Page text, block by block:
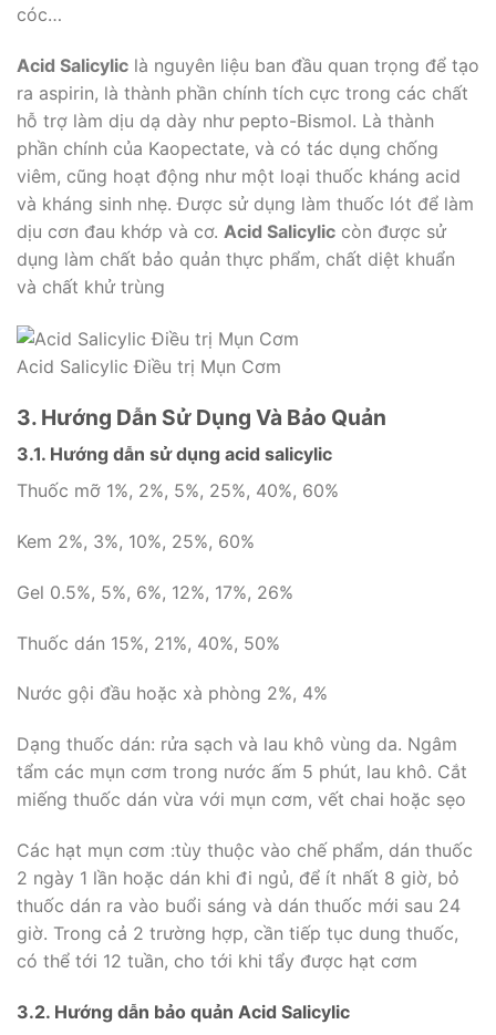
cóc…
Acid Salicylic là nguyên liệu ban đầu quan trọng để tạo
ra aspirin, là thành phần chính tích cực trong các chất
hỗ trợ làm dịu dạ dày như pepto-Bismol. Là thành
phần chính của Kaopectate, và có tác dụng chống
viêm, cũng hoạt động như một loại thuốc kháng acid
và kháng sinh nhẹ. Được sử dụng làm thuốc lót để làm
dịu cơn đau khớp và cơ. Acid Salicylic còn được sử
dụng làm chất bảo quản thực phẩm, chất diệt khuẩn
và chất khử trùng
Acid Salicylic Điều trị Mụn Cơm
3. Hướng Dẫn Sử Dụng Và Bảo Quản
3.1. Hướng dẫn sử dụng acid salicylic
Thuốc mỡ 1%, 2%, 5%, 25%, 40%, 60%
Kem 2%, 3%, 10%, 25%, 60%
Gel 0.5%, 5%, 6%, 12%, 17%, 26%
Thuốc dán 15%, 21%, 40%, 50%
Nước gội đầu hoặc xà phòng 2%, 4%
Dạng thuốc dán: rửa sạch và lau khô vùng da. Ngâm
tẩm các mụn cơm trong nước ấm 5 phút, lau khô. Cắt
miếng thuốc dán vừa với mụn cơm, vết chai hoặc sẹo
Các hạt mụn cơm :tùy thuộc vào chế phẩm, dán thuốc
2 ngày 1 lần hoặc dán khi đi ngủ, để ít nhất 8 giờ, bỏ
thuốc dán ra vào buổi sáng và dán thuốc mới sau 24
giờ. Trong cả 2 trường hợp, cần tiếp tục dung thuốc,
có thể tới 12 tuần, cho tới khi tẩy được hạt cơm
3.2. Hướng dẫn bảo quản Acid Salicylic